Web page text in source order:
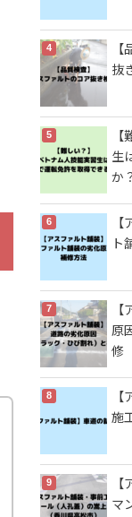
抜
生
か？
ト
原
修
施
マ